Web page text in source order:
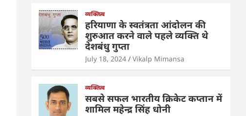
s
A
p
p
e
b
o
o
k
er e
dI
n
l e
व्यक्तित्व
हरियाणा के स्वतंत्रता आंदोलन की
शुरुआत करने वाले पहले व्यक्ति थे
देशबंधु गुप्ता
July 18, 2024 Vikalp Mimansa
व्यक्तित्व
सबसे सफल भारतीय क्रिकेट कप्तान में
शामिल महेन्द्र सिंह धोनी